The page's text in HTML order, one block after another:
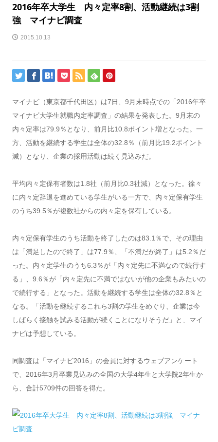
2016年卒大学生 内々定率8割、活動継続は3割
強 マイナビ調査
2015.10.13
マイナビ（東京都千代田区）は7日、9月末時点での「2016年卒
マイナビ大学生就職内定率調査」の結果を発表した。9月末の
内々定率は79.9％となり、前月比10.8ポイント増となった。一
方、活動を継続する学生は全体の32.8％（前月比19.2ポイント
減）となり、企業の採用活動は続く見込みだ。
平均内々定保有者数は1.8社（前月比0.3社減）となった。徐々
に内々定辞退を進めている学生がいる一方で、内々定保有学生
のうち39.5％が複数社からの内々定を保有している。
内々定保有学生のうち活動を終了したのは83.1％で、その理由
は「満足したので終了」は77.9％、「不満だが終了」は5.2％だ
った。内々定学生のうち6.3％が「内々定先に不満なので続行す
る」、9.6％が「内々定先に不満ではないが他の企業もみたいの
で続行する」となった。活動を継続する学生は全体の32.8％と
なる。「活動を継続するこれら3割の学生をめぐり、企業は今
しばらく接触を試みる活動が続くことになりそうだ」と、マイ
ナビは予想している。
同調査は「マイナビ2016」の会員に対するウェブアンケート
で、2016年3月卒業見込みの全国の大学4年生と大学院2年生か
ら、合計5709件の回答を得た。